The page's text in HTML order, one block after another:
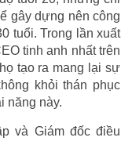
gây dựng nên công
tuổi. Trong lần xuất
tinh anh nhất trên
tạo ra mang lại sự
khỏi thán phục
năng này.
và Giám đốc điều